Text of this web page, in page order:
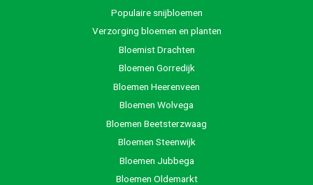
Populaire snijbloemen
Verzorging bloemen en planten
Bloemist Drachten
Bloemen Gorredijk
Bloemen Heerenveen
Bloemen Wolvega
Bloemen Beetsterzwaag
Bloemen Steenwijk
Bloemen Jubbega
Bloemen Oldemarkt